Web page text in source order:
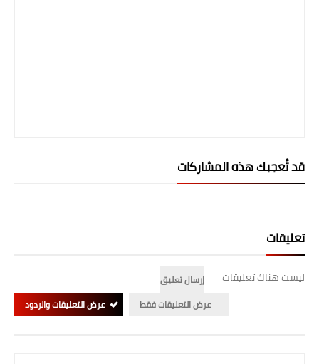
قد تُعجبك هذه المشاركات
تعليقات
ليست هناك تعليقات
إرسال تعليق
عرض التعليقات فقط
عرض التعليقات والردود